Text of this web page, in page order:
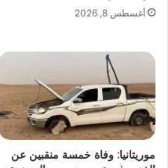
أغسطس 8, 2026
موريتانيا: وفاة خمسة منقبين عن